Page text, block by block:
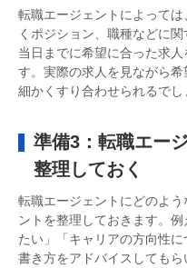
転職エージェントによって
くポジション、職種などに
当日までに希望に合った求
す。実際の求人を見ながら
細かくすり合わせられるでし
準備3：転職エー
整理しておく
転職エージェントにどのよ
ントを整理しておきます。
たい」「キャリアの方向性
書き方をアドバイスしても